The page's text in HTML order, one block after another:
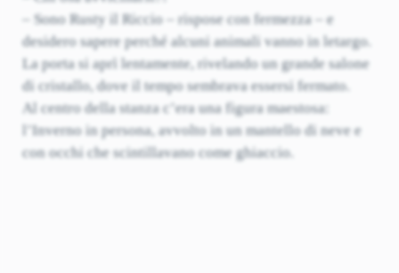
– Sono Rusty il Riccio – rispose con fermezza – e
desidero sapere perché alcuni animali vanno in letargo.
La porta si aprì lentamente, rivelando un grande salone
di cristallo, dove il tempo sembrava essersi fermato.
Al centro della stanza c’era una figura maestosa:
l’Inverno in persona, avvolto in un mantello di neve e
con occhi che scintillavano come ghiaccio.